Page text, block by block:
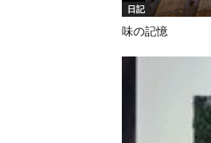
日記
味の記憶